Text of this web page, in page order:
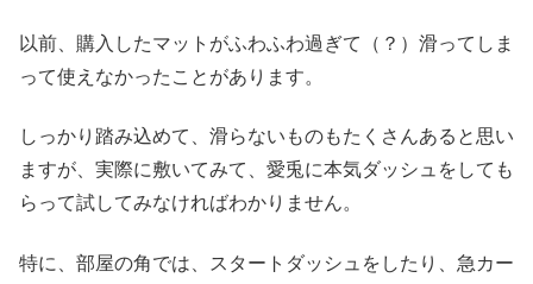
以前、購入したマットがふわふわ過ぎて（？）滑ってしま
って使えなかったことがあります。
しっかり踏み込めて、滑らないものもたくさんあると思い
ますが、実際に敷いてみて、愛兎に本気ダッシュをしても
らって試してみなければわかりません。
特に、部屋の角では、スタートダッシュをしたり、急カー